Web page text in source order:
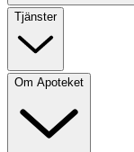
Tjänster
Om Apoteket